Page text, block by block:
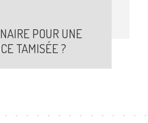
POUR UNE
TAMISÉE ?